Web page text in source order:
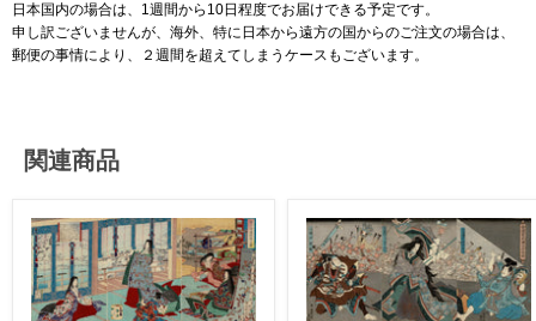
日本国内の場合は、1週間から10日程度でお届けできる予定です。
申し訳ございませんが、海外、特に日本から遠方の国からのご注文の場合は、
郵便の事情により、２週間を超えてしまうケースもございます。
関連商品